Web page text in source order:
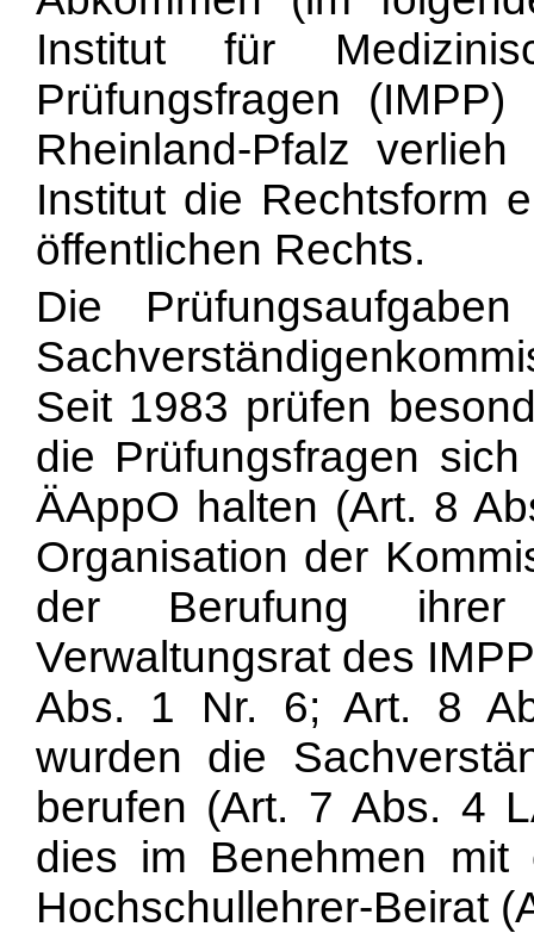
Institut für
Prüfungsfragen
Rheinland-Pfalz
Institut die Rechtsform
öffentlichen Rechts.
Die
Seit 1983 prüfen
die Prüfungsfragen
ÄAppO halten (Art. 8
Organisation der
der Berufung
Verwaltungsrat des
Abs. 1 Nr. 6; Art. 8
wurden die
berufen (Art. 7 Abs. 4
dies im Benehmen mit
Hochschullehrer-Beirat